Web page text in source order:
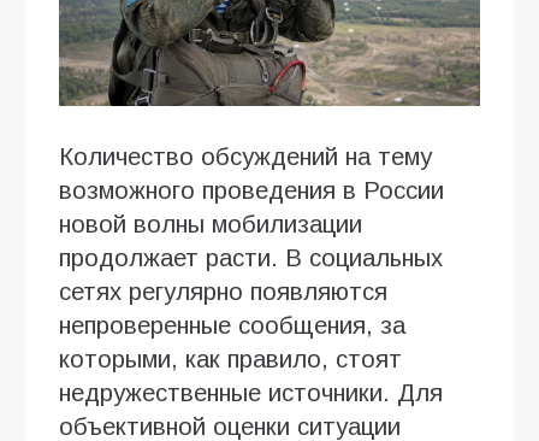
Количество обсуждений на тему
возможного проведения в России
новой волны мобилизации
продолжает расти. В социальных
сетях регулярно появляются
непроверенные сообщения, за
которыми, как правило, стоят
недружественные источники. Для
объективной оценки ситуации